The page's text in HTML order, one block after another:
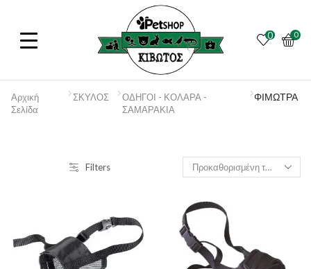
0 0
Αρχική
Σελίδα
ΣΚΥΛΟΣ
ΟΔΗΓΟΙ - ΚΟΛΑΡΑ -
ΣΑΜΑΡΑΚΙΑ
ΦΙΜΩΤΡΑ
Filters